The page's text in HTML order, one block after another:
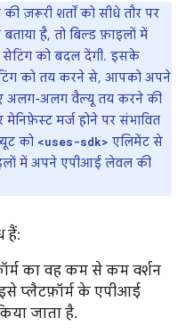
ज़रूरी शर्तों को सीधे तौर पर
है, तो बिल्ड फ़ाइलों में
को बदल देंगी. इसके
को तय करने से, आपको अपने
अलग-अलग वैल्यू तय करने की
मेनिफ़ेस्ट मर्ज होने पर संभावित
को <uses-sdk> एलिमेंट से
में अपने एपीआई लेवल की
हैं:
का वह कम से कम वर्शन
प्लैटफ़ॉर्म के एपीआई
जाता है.